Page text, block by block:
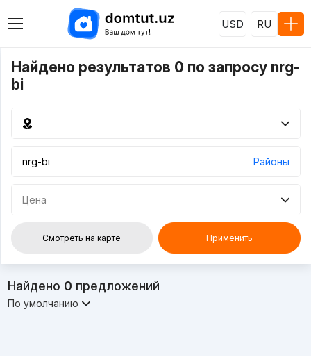
USD RU
Найдено результатов 0 по запросу nrg-
bi
Районы
Цена
Смотреть на карте Применить
Найдено 0 предложений
По умолчанию